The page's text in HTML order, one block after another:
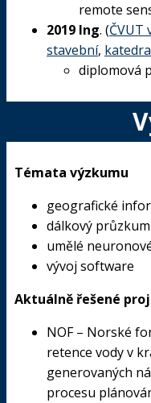
remote
2019 Ing. (ČVUT
stavební,
diplomová
Témata výzkumu
geografické
dálkový
umělé
vývoj software
Aktuálně řešené
NOF – Norské
retence vody v
generovaných
procesu